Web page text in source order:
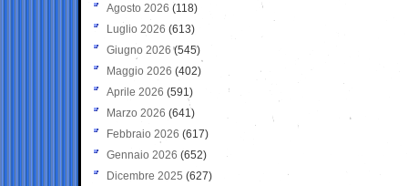
Agosto 2026 (118)
Luglio 2026 (613)
Giugno 2026 (545)
Maggio 2026 (402)
Aprile 2026 (591)
Marzo 2026 (641)
Febbraio 2026 (617)
Gennaio 2026 (652)
Dicembre 2025 (627)